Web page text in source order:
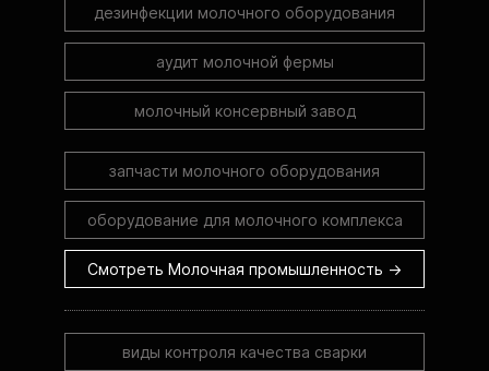
дезинфекции молочного оборудования
аудит молочной фермы
молочный консервный завод
запчасти молочного оборудования
оборудование для молочного комплекса
Смотреть Молочная промышленность →
виды контроля качества сварки